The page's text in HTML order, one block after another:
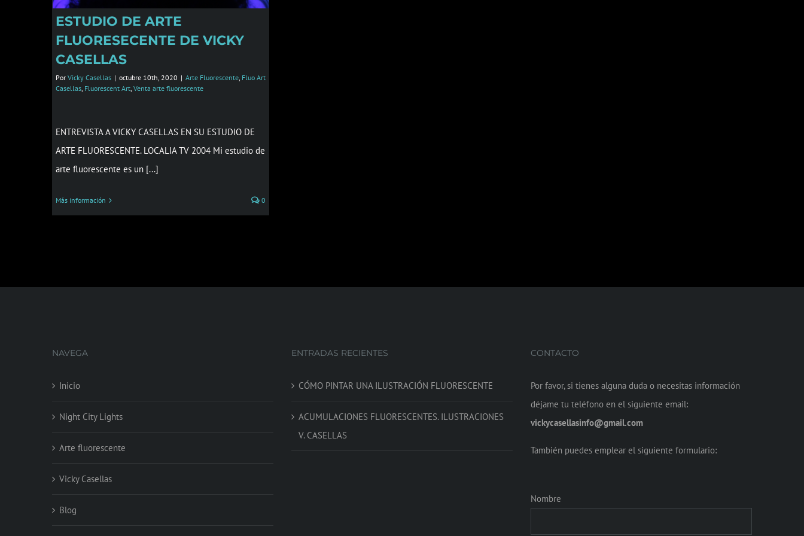
ESTUDIO DE ARTE
FLUORESECENTE DE VICKY
CASELLAS
Por Vicky Casellas | octubre 10th, 2020 | Arte Fluorescente, Fluo Art
Casellas, Fluorescent Art, Venta arte fluorescente
ENTREVISTA A VICKY CASELLAS EN SU ESTUDIO DE
ARTE FLUORESCENTE. LOCALIA TV 2004 Mi estudio de
arte fluorescente es un [...]
Más información 0
NAVEGA
Inicio
Night City Lights
Arte fluorescente
Vicky Casellas
Blog
ENTRADAS RECIENTES
CÓMO PINTAR UNA ILUSTRACIÓN FLUORESCENTE
ACUMULACIONES FLUORESCENTES. ILUSTRACIONES
V. CASELLAS
CONTACTO
Por favor, si tienes alguna duda o necesitas información
déjame tu teléfono en el siguiente email:
vickycasellasinfo@gmail.com
También puedes emplear el siguiente formulario:
Nombre